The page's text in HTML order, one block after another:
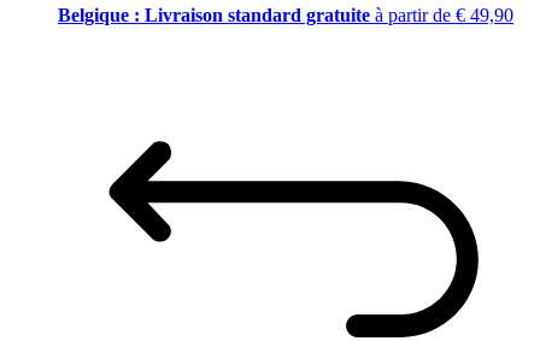
Belgique : Livraison standard gratuite à partir de € 49,90